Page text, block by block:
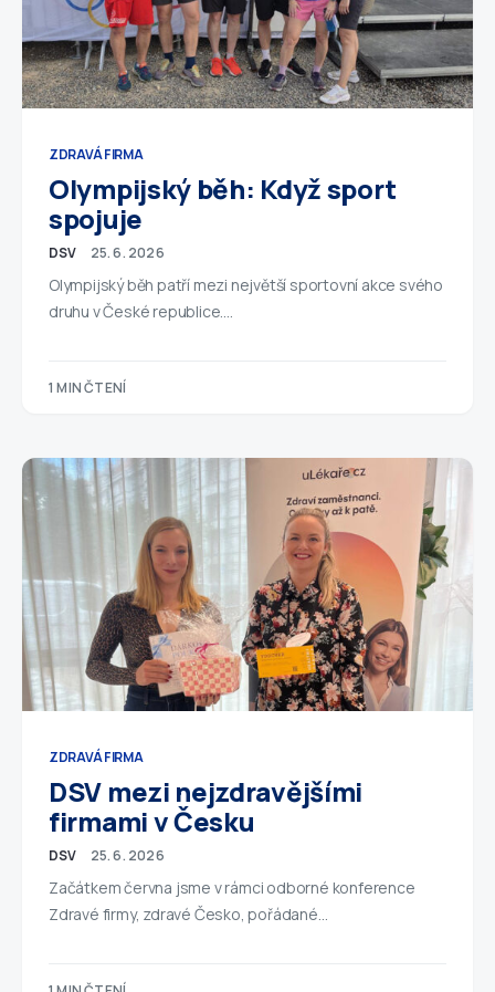
ZDRAVÁ FIRMA
Olympijský běh: Když sport
spojuje
DSV 25. 6. 2026
Olympijský běh patří mezi největší sportovní akce svého
druhu v České republice.…
1 MIN ČTENÍ
ZDRAVÁ FIRMA
DSV mezi nejzdravějšími
firmami v Česku
DSV 25. 6. 2026
Začátkem června jsme v rámci odborné konference
Zdravé firmy, zdravé Česko, pořádané…